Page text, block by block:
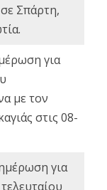
Σπάρτη,
για
με τον
στις 08-
για